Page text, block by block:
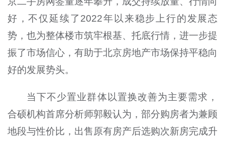
好，不仅延续了2022年以来稳步上行的发展态
势，也为整体楼市筑牢根基、托底行情，进一步提
振了市场信心，有助于北京房地产市场保持平稳向
好的发展势头。
当下不少置业群体以置换改善为主要需求，
合硕机构首席分析师郭毅认为，部分购房者为兼顾
地段与性价比，出售原有房产后选购次新房完成升